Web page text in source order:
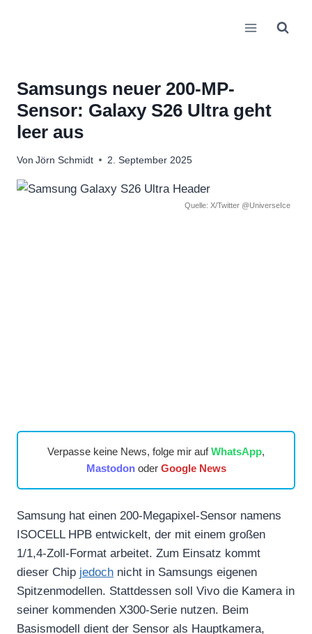
Samsungs neuer 200-MP-
Sensor: Galaxy S26 Ultra geht
leer aus
Von Jörn Schmidt 2. September 2025
Quelle: X/Twitter @UniverseIce
Verpasse keine News, folge mir aufWhatsApp,
Mastodonoder Google News
Samsung hat einen 200-Megapixel-Sensor namens
ISOCELL HPB entwickelt, der mit einem großen
1/1,4-Zoll-Format arbeitet. Zum Einsatz kommt
dieser Chip jedoch nicht in Samsungs eigenen
Spitzenmodellen. Stattdessen soll Vivo die Kamera in
seiner kommenden X300-Serie nutzen. Beim
Basismodell dient der Sensor als Hauptkamera,